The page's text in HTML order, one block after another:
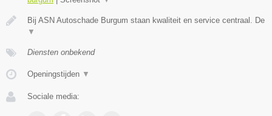
Bij ASN Autoschade Burgum staan kwaliteit en service centraal. De
▼
Diensten onbekend
Openingstijden ▼
Sociale media: